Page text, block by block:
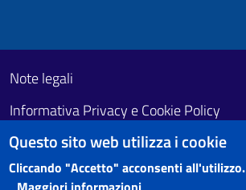
Footer First
Useful links section
Note legali
Informativa Privacy e Cookie Policy
Obiettivi di accessibilità
Questo sito web utilizza i cookie
Cliccando "Accetto" acconsenti all'utilizzo.